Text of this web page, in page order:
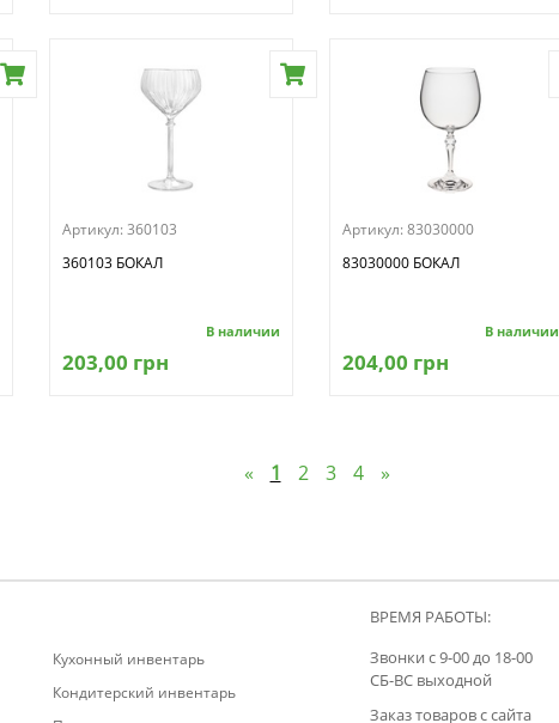
Артикул: 360103
360103 БОКАЛ
В наличии
203,00 грн
Артикул: 83030000
83030000 БОКАЛ
В наличии
204,00 грн
« 1 2 3 4 »
Кухонный инвентарь
Кондитерский инвентарь
ВРЕМЯ РАБОТЫ:
Звонки с 9-00 до 18-00
СБ-ВС выходной
Заказ товаров с сайта